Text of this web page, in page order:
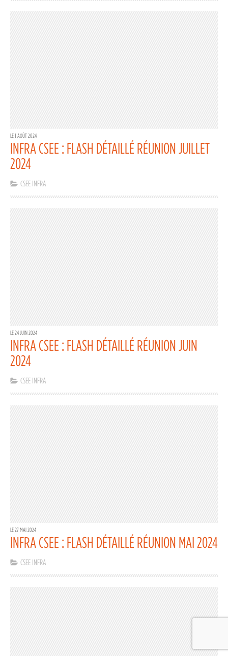
LE 1 AOÛT 2024
INFRA CSEE : FLASH DÉTAILLÉ RÉUNION JUILLET
2024
CSEE INFRA
LE 24 JUIN 2024
INFRA CSEE : FLASH DÉTAILLÉ RÉUNION JUIN
2024
CSEE INFRA
LE 27 MAI 2024
INFRA CSEE : FLASH DÉTAILLÉ RÉUNION MAI 2024
CSEE INFRA